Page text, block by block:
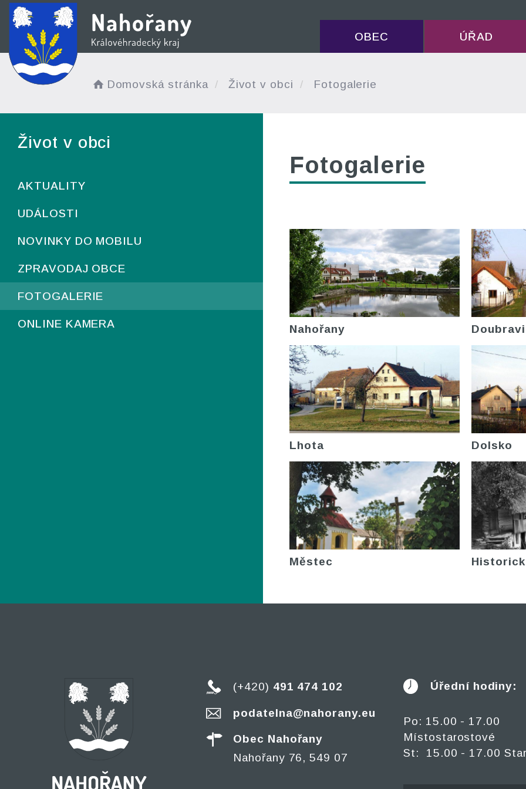
OBEC ÚŘAD
Domovská stránka Život v obci Fotogalerie
Život v obci
AKTUALITY
UDÁLOSTI
NOVINKY DO MOBILU
ZPRAVODAJ OBCE
FOTOGALERIE
ONLINE KAMERA
Fotogalerie
Nahořany
Lhota Dolsko
Městec
(+420) 491 474 102
podatelna@nahorany.eu
Obec Nahořany
Nahořany 76, 549 07
Úřední hodiny:
Po: 15.00 - 17.00
Místostarostové
St: 15.00 - 17.00